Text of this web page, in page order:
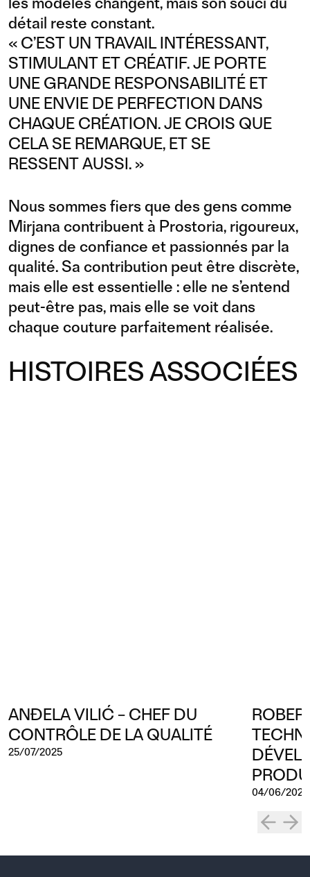
détail reste constant.
« C’EST UN TRAVAIL INTÉRESSANT,
STIMULANT ET CRÉATIF. JE PORTE
UNE GRANDE RESPONSABILITÉ ET
UNE ENVIE DE PERFECTION DANS
CHAQUE CRÉATION. JE CROIS QUE
CELA SE REMARQUE, ET SE
RESSENT AUSSI. »
Nous sommes fiers que des gens comme
Mirjana contribuent à Prostoria, rigoureux,
dignes de confiance et passionnés par la
qualité. Sa contribution peut être discrète,
mais elle est essentielle : elle ne s’entend
peut-être pas, mais elle se voit dans
chaque couture parfaitement réalisée.
HISTOIRES ASSOCIÉES
ANĐELA VILIĆ – CHEF DU
CONTRÔLE DE LA QUALITÉ
25/07/2025
04/06/2025